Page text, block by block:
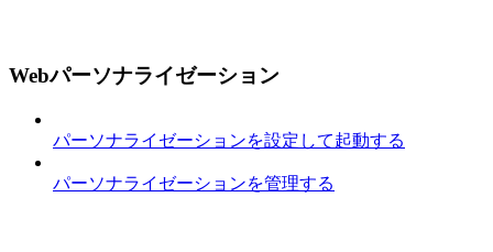
Webパーソナライゼーション
パーソナライゼーションを設定して起動する
パーソナライゼーションを管理する